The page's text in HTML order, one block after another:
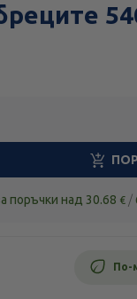
поръчки над 30.68 € /
По-